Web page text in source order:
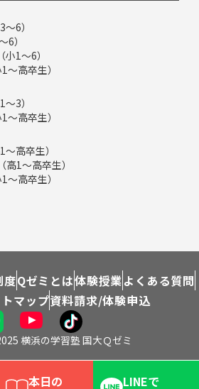
6）
6）
1～6）
～高卒生）
3）
～高卒生）
高卒生）
1～高卒生）
～高卒生）
度Qゼミとは体験授業よくある質問
マップ資料請求/体験申込
横浜の学習塾 国大Ｑゼミ
本日の
LINEで